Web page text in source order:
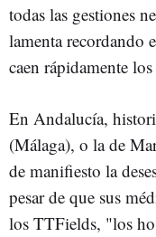
todas las gestiones
lamenta recordando
caen rápidamente
En Andalucía,
(Málaga), o la de
de manifiesto la
pesar de que sus
los TTFields, "los